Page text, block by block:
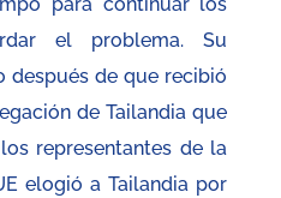
para continuar los
el problema. Su
después de que recibió
de Tailandia que
representantes de la
elogió a Tailandia por